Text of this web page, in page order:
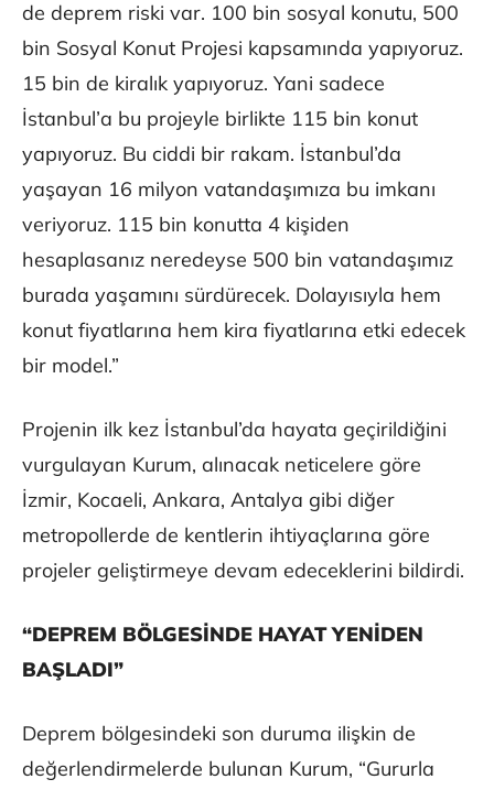
de deprem riski var. 100 bin sosyal konutu, 500
bin Sosyal Konut Projesi kapsamında yapıyoruz.
15 bin de kiralık yapıyoruz. Yani sadece
İstanbul’a bu projeyle birlikte 115 bin konut
yapıyoruz. Bu ciddi bir rakam. İstanbul’da
yaşayan 16 milyon vatandaşımıza bu imkanı
veriyoruz. 115 bin konutta 4 kişiden
hesaplasanız neredeyse 500 bin vatandaşımız
burada yaşamını sürdürecek. Dolayısıyla hem
konut fiyatlarına hem kira fiyatlarına etki edecek
bir model.”
Projenin ilk kez İstanbul’da hayata geçirildiğini
vurgulayan Kurum, alınacak neticelere göre
İzmir, Kocaeli, Ankara, Antalya gibi diğer
metropollerde de kentlerin ihtiyaçlarına göre
projeler geliştirmeye devam edeceklerini bildirdi.
“DEPREM BÖLGESİNDE HAYAT YENİDEN
BAŞLADI”
Deprem bölgesindeki son duruma ilişkin de
değerlendirmelerde bulunan Kurum, “Gururla